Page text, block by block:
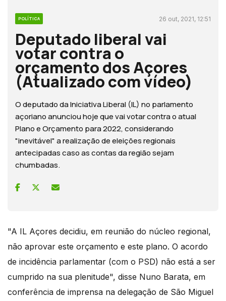
POLÍTICA 26 out, 2021, 12:51
Deputado liberal vai
votar contra o
orçamento dos Açores
(Atualizado com vídeo)
O deputado da Iniciativa Liberal (IL) no parlamento
açoriano anunciou hoje que vai votar contra o atual
Plano e Orçamento para 2022, considerando
"inevitável" a realização de eleições regionais
antecipadas caso as contas da região sejam
chumbadas.
"A IL Açores decidiu, em reunião do núcleo regional,
não aprovar este orçamento e este plano. O acordo
de incidência parlamentar (com o PSD) não está a ser
cumprido na sua plenitude", disse Nuno Barata, em
conferência de imprensa na delegação de São Miguel